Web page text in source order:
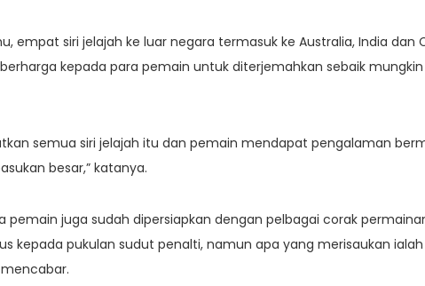
empat siri jelajah ke luar negara termasuk ke Australia, India dan
kepada para pemain untuk diterjemahkan sebaik
semua siri jelajah itu dan pemain mendapat pengalaman
besar,” katanya.
pemain juga sudah dipersiapkan dengan pelbagai corak
kepada pukulan sudut penalti, namun apa yang merisaukan ialah